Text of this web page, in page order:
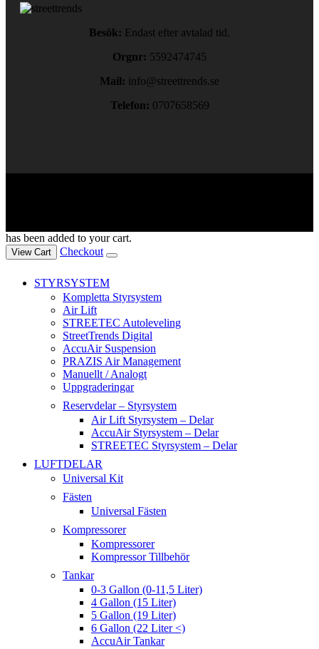
Besök: Endast efter avtalad tid.
Orgnr: 5592474745
Mail: info@streettrends.se
Telefon: 0707658569
has been added to your cart.
View Cart Checkout
STYRSYSTEM
Kompletta Styrsystem
Air Lift
STREETEC Autoleveling
StreetTrends Digital
AccuAir Suspension
PRAZIS Air Management
Manuellt / Analogt
Uppgraderingar
Reservdelar – Styrsystem
Air Lift Styrsystem – Delar
AccuAir Styrsystem – Delar
STREETEC Styrsystem – Delar
LUFTDELAR
Universal Kit
Fästen
Universal Fästen
Kompressorer
Kompressorer
Kompressor Tillbehör
Tankar
0-3 Gallon (0-11,5 Liter)
4 Gallon (15 Liter)
5 Gallon (19 Liter)
6 Gallon (22 Liter <)
AccuAir Tankar